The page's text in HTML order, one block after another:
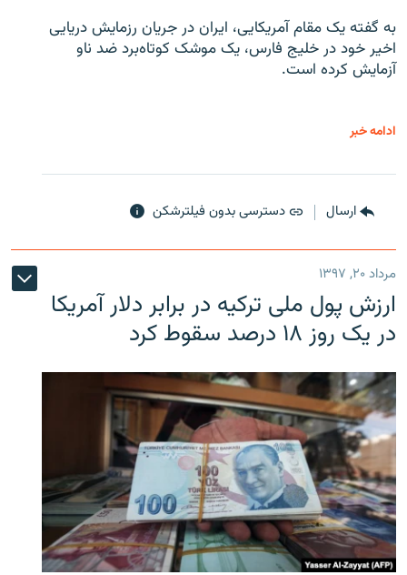
به گفته یک مقام آمریکایی، ایران در جریان رزمایش دریایی
اخیر خود در خلیج فارس، یک موشک کوتاه‌برد ضد ناو
آزمایش کرده است.
ادامه خبر
ارسال دسترسی بدون فیلترشکن
مرداد ۲۰, ۱۳۹۷
ارزش پول ملی ترکیه در برابر دلار آمریکا
در یک روز ۱۸ درصد سقوط کرد